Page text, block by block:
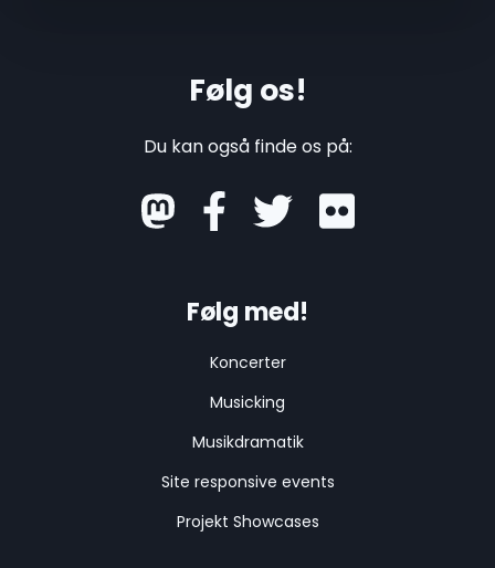
Følg os!
Du kan også finde os på:
mastodon
Følg med!
Koncerter
Musicking
Musikdramatik
Site responsive events
Projekt Showcases